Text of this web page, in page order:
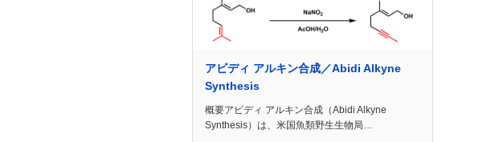
アビディ アルキン合成／Abidi Alkyne
Synthesis
概要アビディ アルキン合成（Abidi Alkyne
Synthesis）は、米国魚類野生生物局…